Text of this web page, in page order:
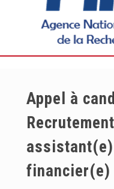
Appel à
financier(e)